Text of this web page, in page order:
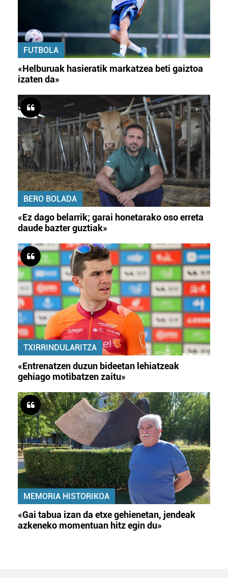
FUTBOLA
«Helburuak hasieratik markatzea beti gaiztoa
izaten da»
BERO BOLADA
«Ez dago belarrik; garai honetarako oso erreta
daude bazter guztiak»
TXIRRINDULARITZA
«Entrenatzen duzun bideetan lehiatzeak
gehiago motibatzen zaitu»
MEMORIA HISTORIKOA
«Gai tabua izan da etxe gehienetan, jendeak
azkeneko momentuan hitz egin du»